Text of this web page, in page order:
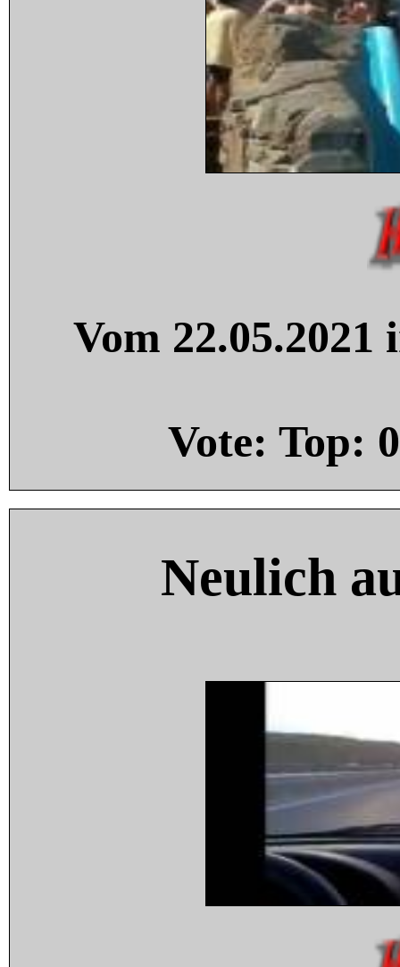
Vom
Vote: Top: 0
Neulich